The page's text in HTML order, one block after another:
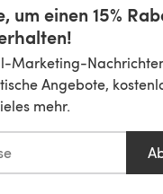
um einen 15%
Marketing-
Angebote,
mehr.